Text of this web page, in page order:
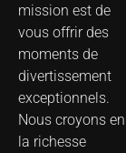
mission est de
vous offrir des
moments de
divertissement
exceptionnels.
Nous croyons en
la richesse